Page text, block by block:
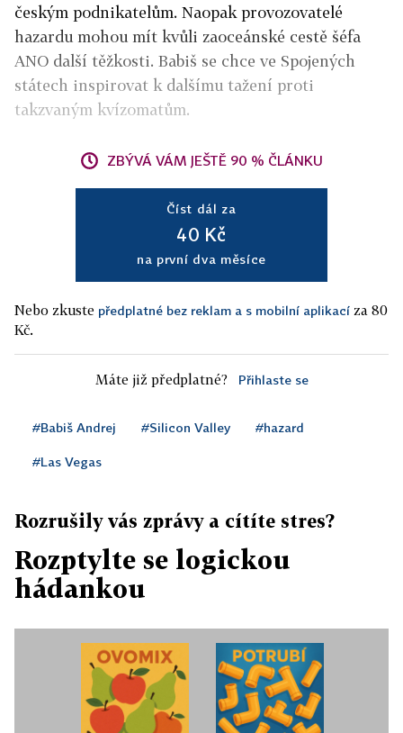
českým podnikatelům. Naopak provozovatelé
hazardu mohou mít kvůli zaoceánské cestě šéfa
ANO další těžkosti. Babiš se chce ve Spojených
státech inspirovat k dalšímu tažení proti
takzvaným kvízomatům.
ZBÝVÁ VÁM JEŠTĚ 90 % ČLÁNKU
Číst dál za
40 Kč
na první dva měsíce
Nebo zkuste předplatné bez reklam a s mobilní aplikací za 80
Kč.
Máte již předplatné? Přihlaste se
#Babiš Andrej #Silicon Valley #hazard
#Las Vegas
Rozrušily vás zprávy a cítíte stres?
Rozptylte se logickou
hádankou